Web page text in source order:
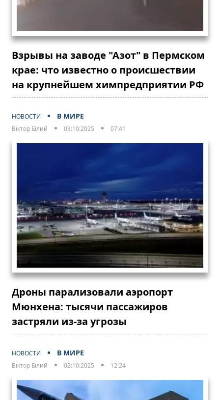
Взрывы на заводе "Азот" в Пермском
крае: что известно о происшествии
на крупнейшем химпредприятии РФ
НОВОСТИ В МИРЕ
Віктор Білий 03:10:2025 07:41
Дроны парализовали аэропорт
Мюнхена: тысячи пассажиров
застряли из-за угрозы
НОВОСТИ В МИРЕ
Віктор Білий 02:10:2025 12:24